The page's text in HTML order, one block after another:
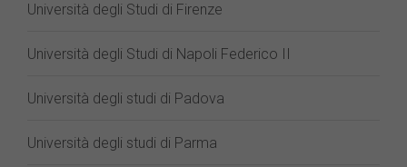
Università degli Studi di Firenze
Università degli Studi di Napoli Federico II
Università degli studi di Padova
Università degli studi di Parma